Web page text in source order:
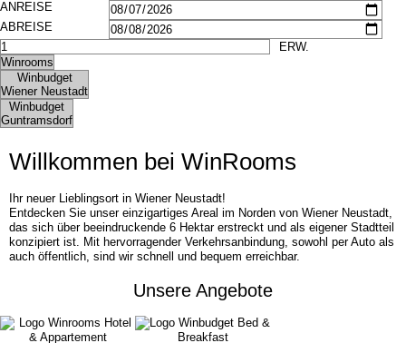
Willkommen bei WinRooms
Ihr neuer Lieblingsort in Wiener Neustadt!
Entdecken Sie unser einzigartiges Areal im Norden von Wiener Neustadt,
das sich über beeindruckende 6 Hektar erstreckt und als eigener Stadtteil
konzipiert ist. Mit hervorragender Verkehrsanbindung, sowohl per Auto als
auch öffentlich, sind wir schnell und bequem erreichbar.
Unsere Angebote